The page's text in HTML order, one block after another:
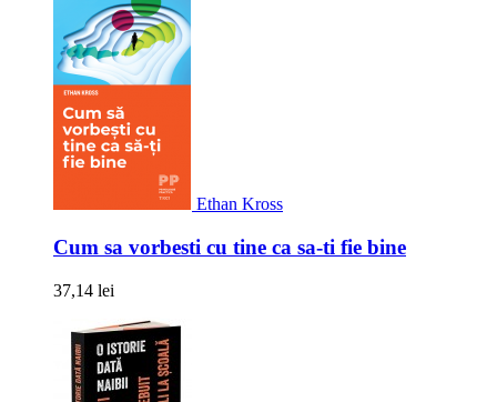
Ethan Kross
Cum sa vorbesti cu tine ca sa-ti fie bine
37,14 lei